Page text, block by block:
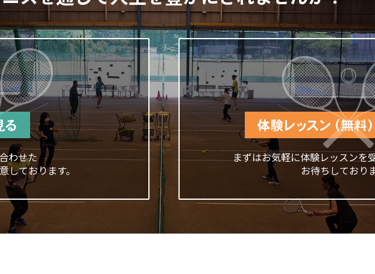
わせた
しております。
まずはお気軽に体験レッスンを
お待ちしており